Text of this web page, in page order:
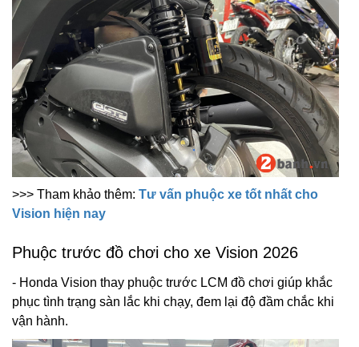
>>> Tham khảo thêm: Tư vấn phuộc xe tốt nhất cho
Vision hiện nay
Phuộc trước đồ chơi cho xe Vision 2026
- Honda Vision thay phuộc trước LCM đồ chơi giúp khắc
phục tình trạng sàn lắc khi chạy, đem lại độ đầm chắc khi
vận hành.